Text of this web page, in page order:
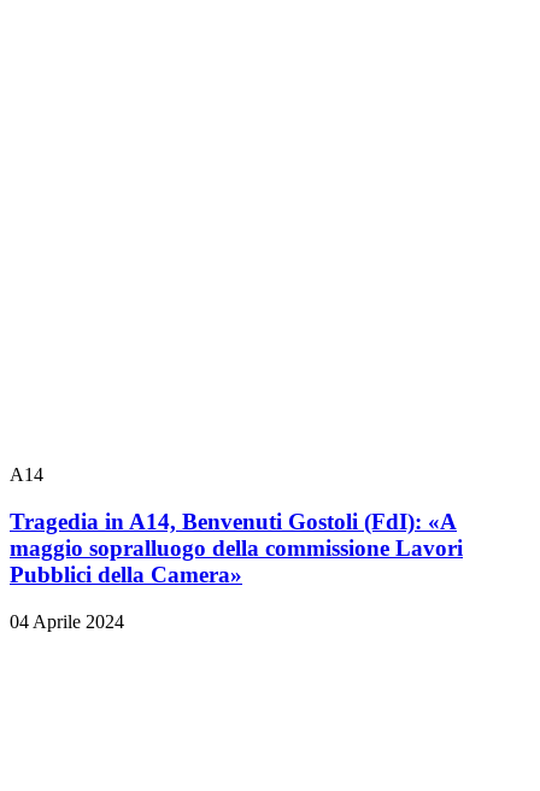
A14
Tragedia in A14, Benvenuti Gostoli (FdI): «A
maggio sopralluogo della commissione Lavori
Pubblici della Camera»
04 Aprile 2024